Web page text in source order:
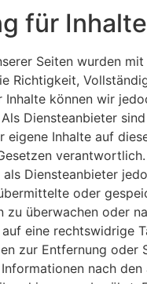
für Inhalte
Seiten wurden
Richtigkeit,
können wir
Diensteanbieter
eigene Inhalte auf
Diensteanbieter
oder
zu überwachen oder
eine rechtswidrige
zur Entfernung oder
nach den